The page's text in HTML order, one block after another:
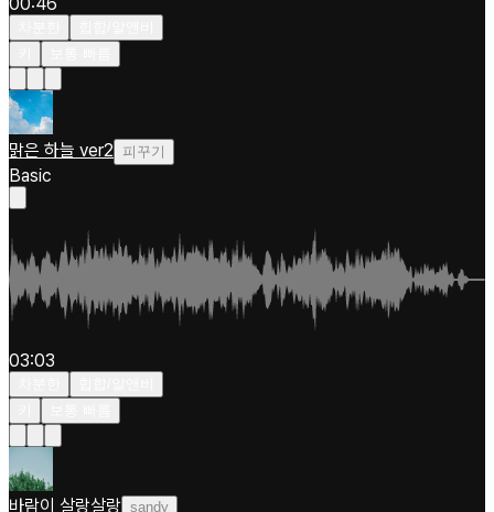
맑은 하늘 ver2 피꾸기
Basic
03:03
바람이 살랑살랑 sandy